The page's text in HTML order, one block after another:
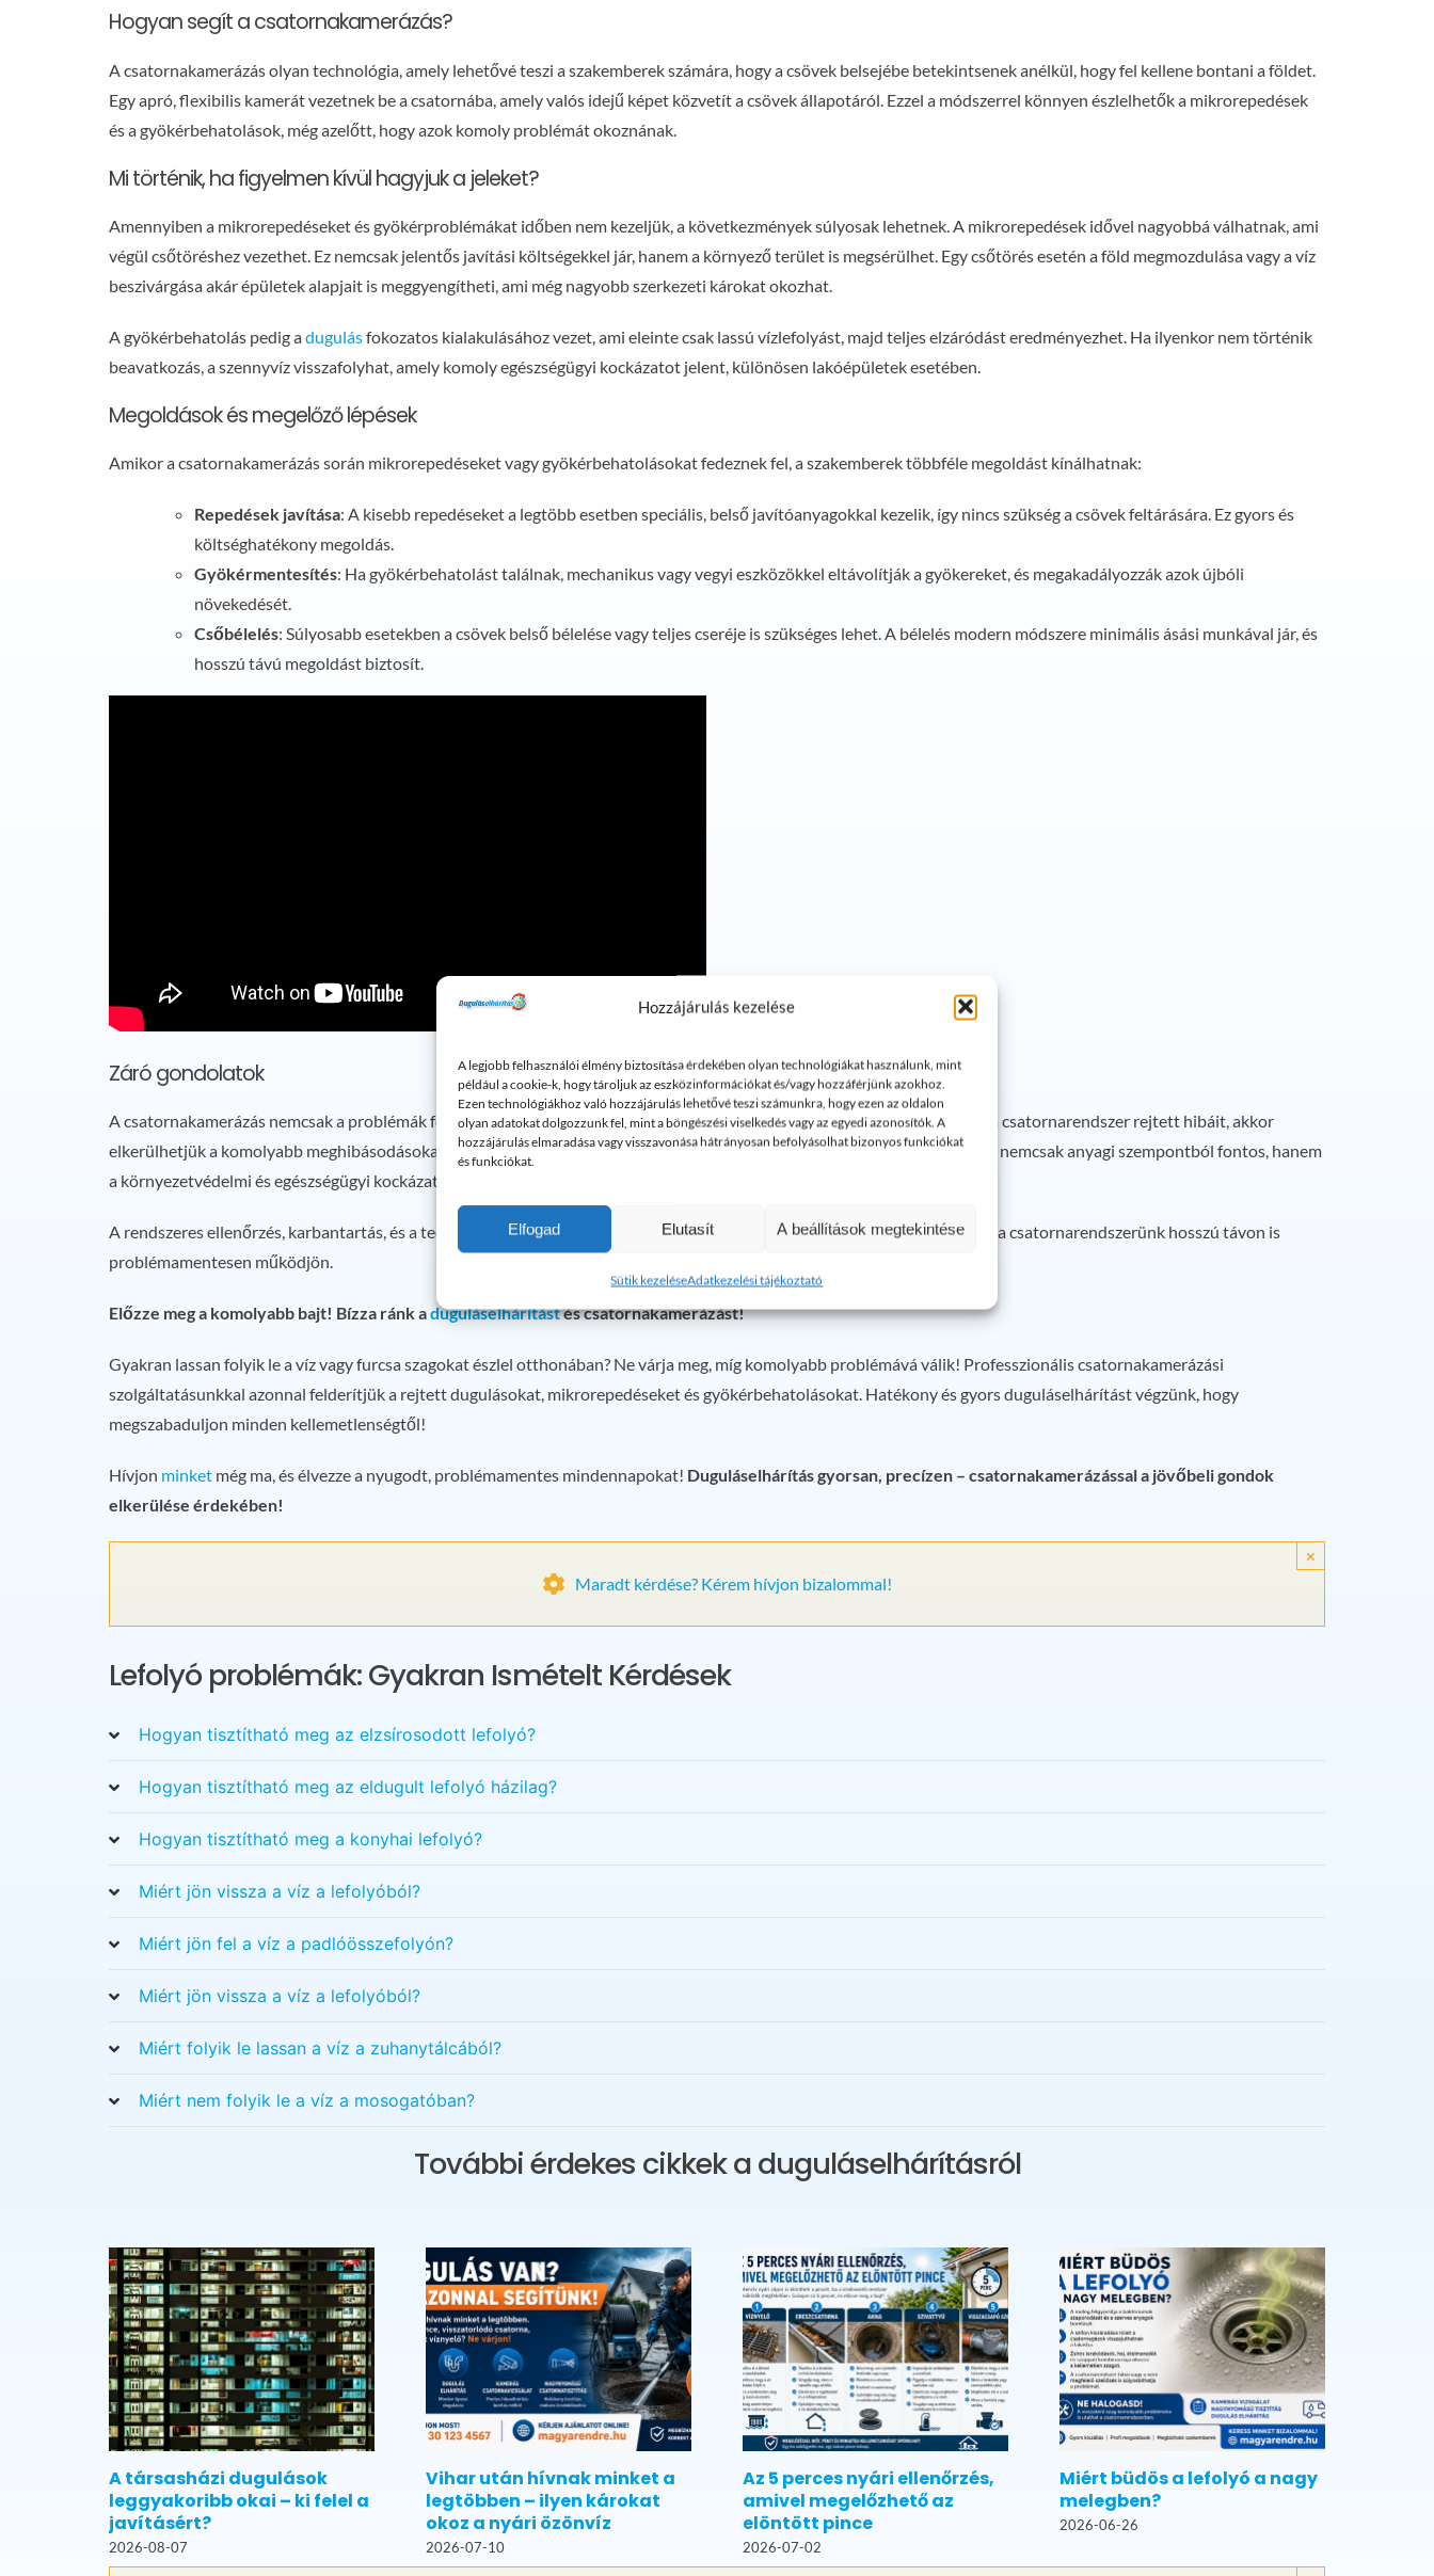
Hozzájárulás kezelése
A legjobb felhasználói élmény biztosítása érdekében olyan technológiákat használunk, mint
például a cookie-k, hogy tároljuk az eszközinformációkat és/vagy hozzáférjünk azokhoz.
Ezen technológiákhoz való hozzájárulás lehetővé teszi számunkra, hogy ezen az oldalon
olyan adatokat dolgozzunk fel, mint a böngészési viselkedés vagy az egyedi azonosítók. A
hozzájárulás elmaradása vagy visszavonása hátrányosan befolyásolhat bizonyos funkciókat
és funkciókat.
Elfogad Elutasít A beállítások megtekintése
Sütik kezeléseAdatkezelési tájékoztató
Hogyan segít a csatornakamerázás?
A csatornakamerázás olyan technológia, amely lehetővé teszi a szakemberek számára, hogy a csövek belsejébe betekintsenek anélkül, hogy fel kellene bontani a földet.
Egy apró, flexibilis kamerát vezetnek be a csatornába, amely valós idejű képet közvetít a csövek állapotáról. Ezzel a módszerrel könnyen észlelhetők a mikrorepedések
és a gyökérbehatolások, még azelőtt, hogy azok komoly problémát okoznának.
Mi történik, ha figyelmen kívül hagyjuk a jeleket?
Amennyiben a mikrorepedéseket és gyökérproblémákat időben nem kezeljük, a következmények súlyosak lehetnek. A mikrorepedések idővel nagyobbá válhatnak, ami
végül csőtöréshez vezethet. Ez nemcsak jelentős javítási költségekkel jár, hanem a környező terület is megsérülhet. Egy csőtörés esetén a föld megmozdulása vagy a víz
beszivárgása akár épületek alapjait is meggyengítheti, ami még nagyobb szerkezeti károkat okozhat.
A gyökérbehatolás pedig adugulásfokozatos kialakulásához vezet, ami eleinte csak lassú vízlefolyást, majd teljes elzáródást eredményezhet. Ha ilyenkor nem történik
beavatkozás, a szennyvíz visszafolyhat, amely komoly egészségügyi kockázatot jelent, különösen lakóépületek esetében.
Megoldások és megelőző lépések
Amikor a csatornakamerázás során mikrorepedéseket vagy gyökérbehatolásokat fedeznek fel, a szakemberek többféle megoldást kínálhatnak:
Repedések javítása: A kisebb repedéseket a legtöbb esetben speciális, belső javítóanyagokkal kezelik, így nincs szükség a csövek feltárására. Ez gyors és
költséghatékony megoldás.
Gyökérmentesítés: Ha gyökérbehatolást találnak, mechanikus vagy vegyi eszközökkel eltávolítják a gyökereket, és megakadályozzák azok újbóli
növekedését.
Csőbélelés: Súlyosabb esetekben a csövek belső bélelése vagy teljes cseréje is szükséges lehet. A bélelés modern módszere minimális ásási munkával jár, és
hosszú távú megoldást biztosít.
Záró gondolatok
A csatornakamerázás nemcsak a problémák feltárására, hanem azok megelőzésére is kiváló eszköz. Ha időben felismerjük a csatornarendszer rejtett hibáit, akkor
elkerülhetjük a komolyabb meghibásodásokat és a drága javításokat. A mikrorepedések és gyökérbehatolások megelőzése nemcsak anyagi szempontból fontos, hanem
a környezetvédelmi és egészségügyi kockázatok minimalizálása érdekében is.
A rendszeres ellenőrzés, karbantartás, és a technológia nyújtotta lehetőségek, mint a csatornakamerázás, biztosítják, hogy a csatornarendszerünk hosszú távon is
problémamentesen működjön.
Előzze meg a komolyabb bajt! Bízza ránk aduguláselhárítástés csatornakamerázást!
Gyakran lassan folyik le a víz vagy furcsa szagokat észlel otthonában? Ne várja meg, míg komolyabb problémává válik! Professzionális csatornakamerázási
szolgáltatásunkkal azonnal felderítjük a rejtett dugulásokat, mikrorepedéseket és gyökérbehatolásokat. Hatékony és gyors duguláselhárítást végzünk, hogy
megszabaduljon minden kellemetlenségtől!
Hívjon minketmég ma, és élvezze a nyugodt, problémamentes mindennapokat! Duguláselhárítás gyorsan, precízen – csatornakamerázással a jövőbeli gondok
elkerülése érdekében!
Maradt kérdése? Kérem hívjon bizalommal!
×
Lefolyó problémák: Gyakran Ismételt Kérdések
Hogyan tisztítható meg az elzsírosodott lefolyó?
Hogyan tisztítható meg az eldugult lefolyó házilag?
Hogyan tisztítható meg a konyhai lefolyó?
Miért jön vissza a víz a lefolyóból?
Miért jön fel a víz a padlóösszefolyón?
Miért jön vissza a víz a lefolyóból?
Miért folyik le lassan a víz a zuhanytálcából?
Miért nem folyik le a víz a mosogatóban?
További érdekes cikkek a duguláselhárításról
A társasházi dugulások
leggyakoribb okai – ki felel a
javításért?
2026-08-07
Vihar után hívnak minket a
legtöbben – ilyen károkat
okoz a nyári özönvíz
2026-07-10
Az 5 perces nyári ellenőrzés,
amivel megelőzhető az
elöntött pince
2026-07-02
Miért büdös a lefolyó a nagy
melegben?
2026-06-26